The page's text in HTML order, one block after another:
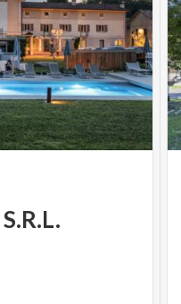
S.R.L.